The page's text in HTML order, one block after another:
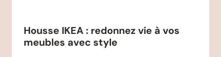
Housse IKEA : redonnez vie à vos
meubles avec style